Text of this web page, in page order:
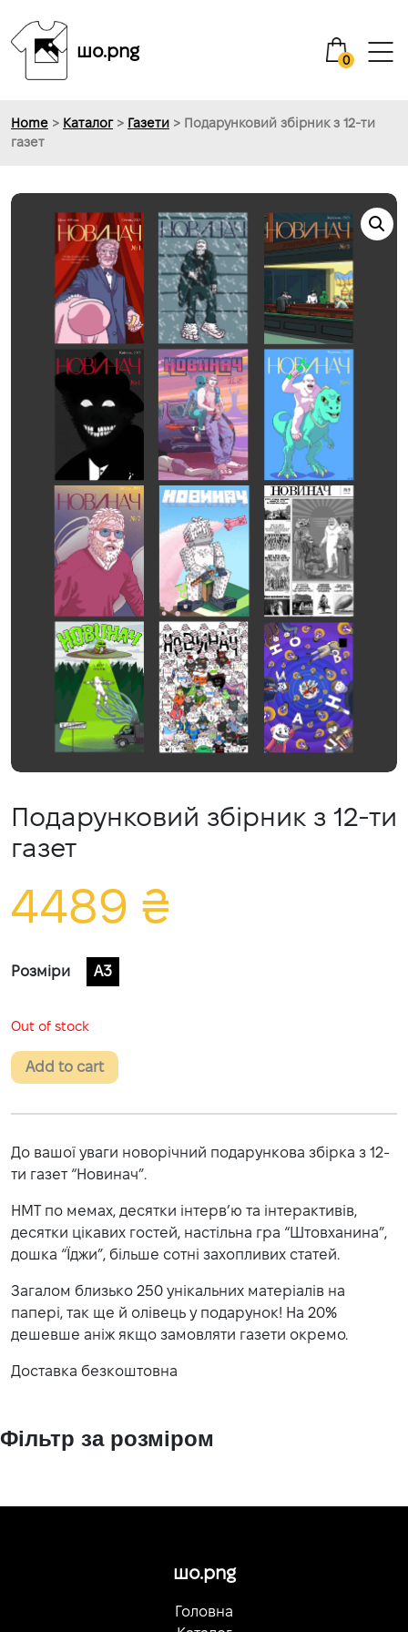
шо.png 0
Home > Каталог> Газети > Подарунковий збірник з 12-ти
газет
Подарунковий збірник з 12-ти
газет
4489 ₴
Розміри A3
Out of stock
Add to cart
До вашої уваги новорічний подарункова збірка з 12-
ти газет “Новинач”.
НМТ по мемах, десятки інтерв’ю та інтерактивів,
десятки цікавих гостей, настільна гра “Штовханина”,
дошка “Їджи”, більше сотні захопливих статей.
Загалом близько 250 унікальних матеріалів на
папері, так ще й олівець у подарунок! На 20%
дешевше аніж якщо замовляти газети окремо.
Доставка безкоштовна
Фільтр за розміром
шо.png
Головна